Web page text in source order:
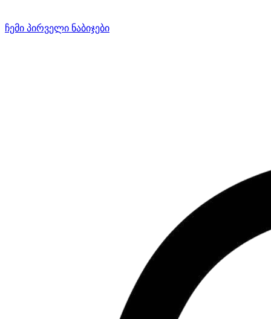
ჩემი პირველი ნაბიჯები